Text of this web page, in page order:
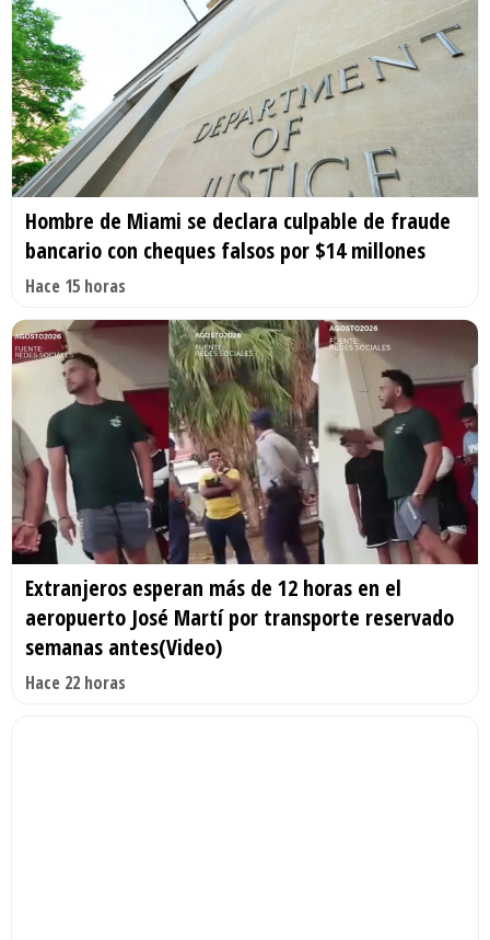
Hombre de Miami se declara culpable de fraude
bancario con cheques falsos por $14 millones
Hace 15 horas
Extranjeros esperan más de 12 horas en el
aeropuerto José Martí por transporte reservado
semanas antes(Video)
Hace 22 horas